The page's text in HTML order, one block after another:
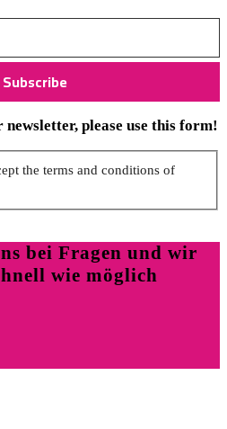
please use this form!
the terms and conditions of
bei Fragen und wir
wie möglich